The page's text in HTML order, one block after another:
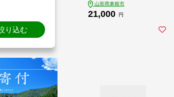
り込む
山形県東根市
21,000 円